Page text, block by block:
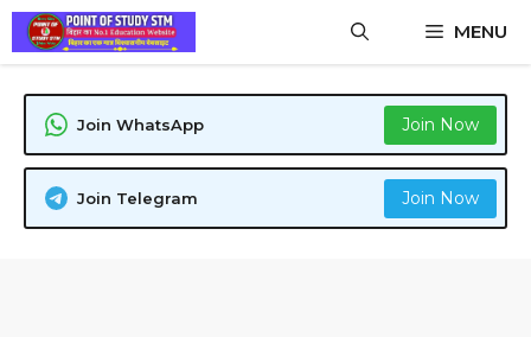
Skip
content
MENU
Join WhatsApp Join Now
Join Telegram Join Now